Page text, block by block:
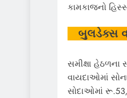
કામકાજનો
બુલડેક્સ
સમીક્ષા હેઠળના
વાયદાઓમાં
સોદાઓમાં